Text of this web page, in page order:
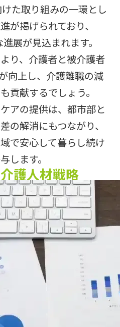
た取り組みの一環とし
が掲げられており、
展が見込まれます。
り、介護者と被介護者
向上し、介護離職の減
貢献するでしょう。
アの提供は、都市部と
の解消にもつながり、
で安心して暮らし続け
します。
護人材戦略